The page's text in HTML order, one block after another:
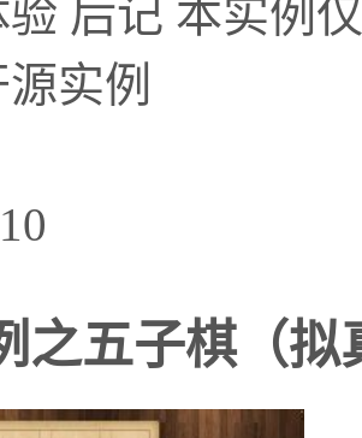
后记 本实例
实例
之五子棋（拟